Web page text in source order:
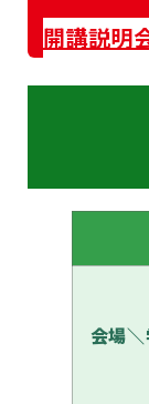
開講説明
会場